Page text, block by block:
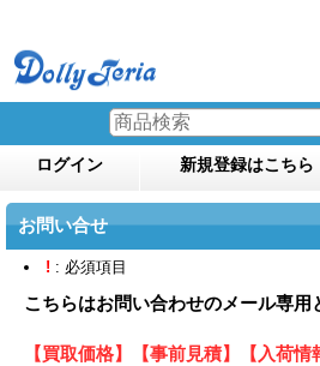
ログイン 新規登録はこちら
お問い合せ
! : 必須項目
こちらはお問い合わせのメール専用
【買取価格】【事前見積】【入荷